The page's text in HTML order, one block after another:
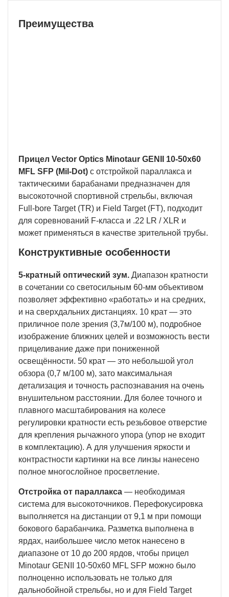
Преимущества
Прицел Vector Optics Minotaur GENII 10-50x60
MFL SFP (Mil-Dot) c отстройкой параллакса и
тактическими барабанами предназначен для
высокоточной спортивной стрельбы, включая
Full-bore Target (TR) и Field Target (FT), подходит
для соревнований F-класса и .22 LR / XLR и
может применяться в качестве зрительной трубы.
Конструктивные особенности
5-кратный оптический зум. Диапазон кратности
в сочетании со светосильным 60-мм объективом
позволяет эффективно «работать» и на средних,
и на сверхдальних дистанциях. 10 крат — это
приличное поле зрения (3,7м/100 м), подробное
изображение ближних целей и возможность вести
прицеливание даже при пониженной
освещённости. 50 крат — это небольшой угол
обзора (0,7 м/100 м), зато максимальная
детализация и точность распознавания на очень
внушительном расстоянии. Для более точного и
плавного масштабирования на колесе
регулировки кратности есть резьбовое отверстие
для крепления рычажного упора (упор не входит
в комплектацию). А для улучшения яркости и
контрастности картинки на все линзы нанесено
полное многослойное просветление.
Отстройка от параллакса — необходимая
система для высокоточников. Перефокусировка
выполняется на дистанции от 9,1 м при помощи
бокового барабанчика. Разметка выполнена в
ярдах, наибольшее число меток нанесено в
диапазоне от 10 до 200 ярдов, чтобы прицел
Minotaur GENII 10-50x60 MFL SFP можно было
полноценно использовать не только для
дальнобойной стрельбы, но и для Field Target